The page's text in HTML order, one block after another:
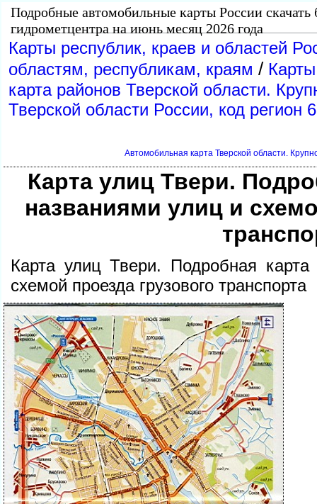
Подробные автомобильные карты России скачать
идрометцентра на июнь месяц 2026 года
Карты республик, краев и областей
областям, республикам, краям /
карта районов Тверской области.
Тверской области России, код регион
Автомобильная карта Тверской области.
Карта улиц Твери.
названиями улиц и
Карта улиц Твери. Подробная
схемой проезда грузового транспорта